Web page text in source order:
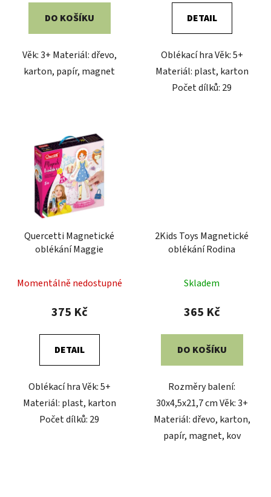
DO KOŠÍKU
Věk: 3+ Materiál: dřevo,
karton, papír, magnet
DETAIL
Oblékací hra Věk: 5+
Materiál: plast, karton
Počet dílků: 29
Quercetti Magnetické
oblékání Maggie
Momentálně nedostupné
375 Kč
DETAIL
Oblékací hra Věk: 5+
Materiál: plast, karton
Počet dílků: 29
2Kids Toys Magnetické
oblékání Rodina
Skladem
365 Kč
DO KOŠÍKU
Rozměry balení:
30x4,5x21,7 cm Věk: 3+
Materiál: dřevo, karton,
papír, magnet, kov